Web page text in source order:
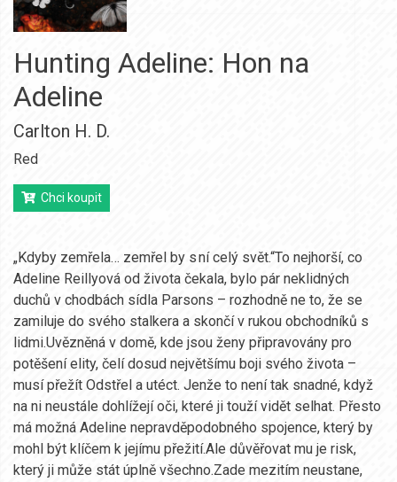
Hunting Adeline: Hon na
Adeline
Carlton H. D.
Red
Chci koupit
„Kdyby zemřela… zemřel by s ní celý svět.“To nejhorší, co
Adeline Reillyová od života čekala, bylo pár neklidných
duchů v chodbách sídla Parsons – rozhodně ne to, že se
zamiluje do svého stalkera a skončí v rukou obchodníků s
lidmi.Uvězněná v domě, kde jsou ženy připravovány pro
potěšení elity, čelí dosud největšímu boji svého života –
musí přežít Odstřel a utéct. Jenže to není tak snadné, když
na ni neustále dohlížejí oči, které ji touží vidět selhat. Přesto
má možná Adeline nepravděpodobného spojence, který by
mohl být klíčem k jejímu přežití.Ale důvěřovat mu je risk,
který ji může stát úplně všechno.Zade mezitím neustane,